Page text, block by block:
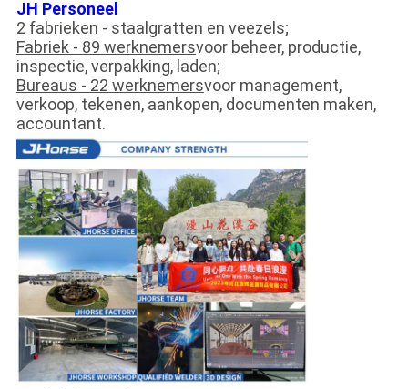
JH Personeel
2 fabrieken - staalgratten en veezels;
Fabriek - 89 werknemersvoor beheer, productie,
inspectie, verpakking, laden;
Bureaus - 22 werknemersvoor management,
verkoop, tekenen, aankopen, documenten maken,
accountant.